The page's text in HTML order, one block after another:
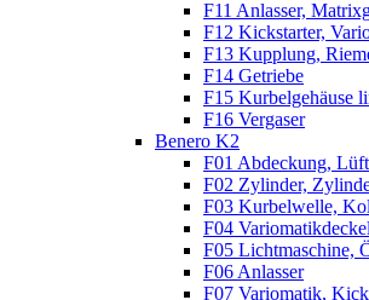
F11 Anlasser,
F12 Kickstarter,
F13 Kupplung,
F14 Getriebe
F15 Kurbelgehäuse
F16 Vergaser
Benero K2
F01 Abdeckung,
F02 Zylinder,
F03 Kurbelwelle,
F04 Variomatikdeckel
F05 Lichtmaschine,
F06 Anlasser
F07 Variomatik,